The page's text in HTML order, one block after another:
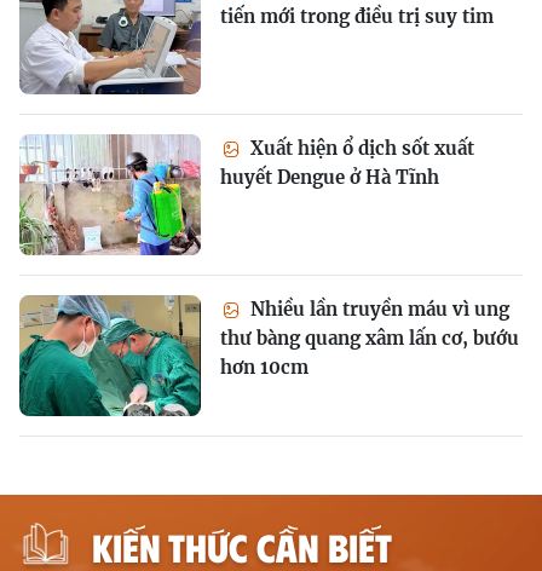
tiến mới trong điều trị suy tim
Xuất hiện ổ dịch sốt xuất
huyết Dengue ở Hà Tĩnh
Nhiều lần truyền máu vì ung
thư bàng quang xâm lấn cơ, bướu
hơn 10cm
KIẾN THỨC CẦN BIẾT